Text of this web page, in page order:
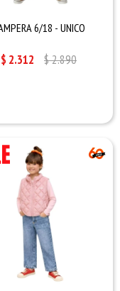
6/18 - UNICO
$ 2.312 $2.890